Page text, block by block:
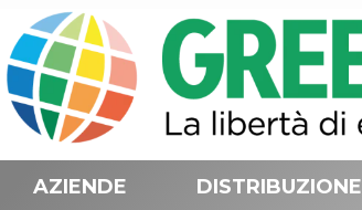
AZIENDE DISTRIBUZIONE